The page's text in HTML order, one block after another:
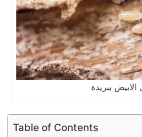
ببريدة
Table of Contents